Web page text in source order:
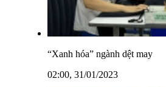
“Xanh hóa” ngành dệt may
02:00, 31/01/2023